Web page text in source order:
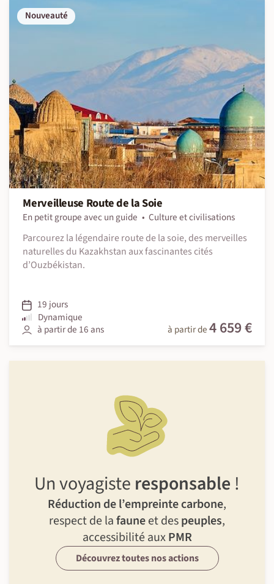
Nouveauté
Merveilleuse Route de la Soie
En petit groupe avec un guide
Culture et civilisations
Parcourez la légendaire route de la soie, des merveilles
naturelles du Kazakhstan aux fascinantes cités
d’Ouzbékistan.
19 jours
Dynamique
à partir de 16 ans
à partir de4 659 €
Un voyagiste responsable !
Réduction de l’empreinte carbone,
respect de lafauneet despeuples,
accessibilité auxPMR
Découvrez toutes nos actions